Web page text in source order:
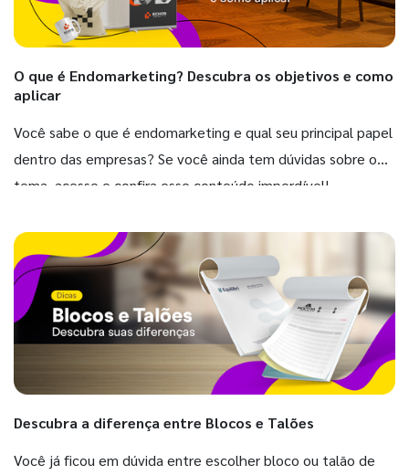
O que é Endomarketing? Descubra os objetivos e como
aplicar
Você sabe o que é endomarketing e qual seu principal papel
dentro das empresas? Se você ainda tem dúvidas sobre o
tema, acesse e confira esse conteúdo imperdível!
Descubra a diferença entre Blocos e Talões
Você já ficou em dúvida entre escolher bloco ou talão de